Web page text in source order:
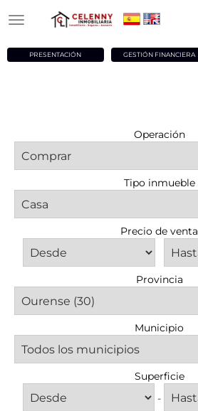
PRESENTACIÓN GESTIÓN FINANCIERA
Operación
Tipo inmueble
Precio de venta
Provincia
Municipio
Superficie
-